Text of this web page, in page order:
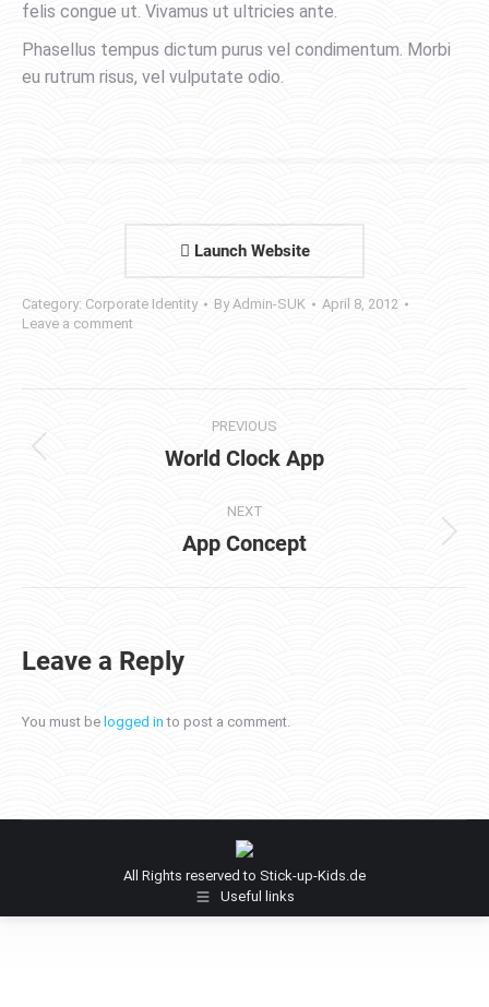
felis congue ut. Vivamus ut ultricies ante.
Phasellus tempus dictum purus vel condimentum. Morbi
eu rutrum risus, vel vulputate odio.
Launch Website
Category: Corporate Identity ByAdmin-SUK
April 8, 2012
Leave a comment
navigation
PREVIOUS
Previous
World Clock App
NEXT
Next
App Concept
Leave a Reply
You must be logged in to post a comment.
All Rights reserved to Stick-up-Kids.de
Useful links